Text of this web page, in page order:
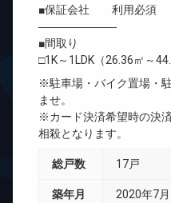
■保証会社 利用必須
―――――――
■間取り
□1K～1LDK（26.36㎡～
※駐車場・バイク置場・
ませ。
※カード決済希望時の決
相殺となります。
総戸数 17戸
築年月 2020年7月